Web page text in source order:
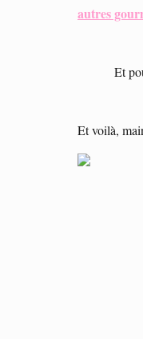
autres
Et
Et voilà,